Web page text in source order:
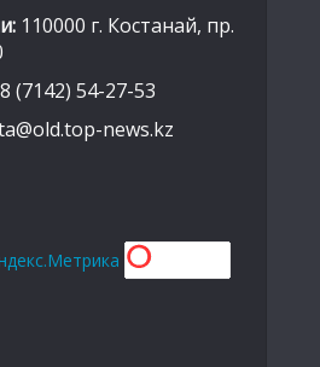
110000 г. Костанай, пр.
8 (7142) 54-27-53
news.kz